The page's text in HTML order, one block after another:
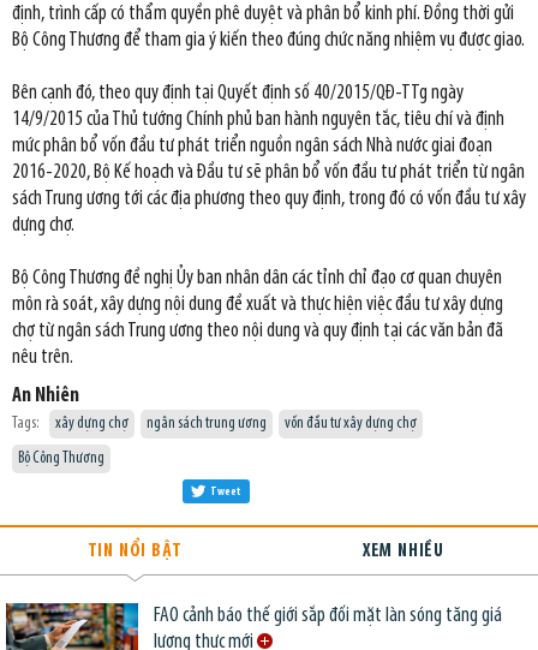
định, trình cấp có thẩm quyền phê duyệt và phân bổ kinh phí. Đồng thời gửi
Bộ Công Thương để tham gia ý kiến theo đúng chức năng nhiệm vụ được giao.
Bên cạnh đó, theo quy định tại Quyết định số 40/2015/QĐ-TTg ngày
14/9/2015 của Thủ tướng Chính phủ ban hành nguyên tắc, tiêu chí và định
mức phân bổ vốn đầu tư phát triển nguồn ngân sách Nhà nước giai đoạn
2016-2020, Bộ Kế hoạch và Đầu tư sẽ phân bổ vốn đầu tư phát triển từ ngân
sách Trung ương tới các địa phương theo quy định, trong đó có vốn đầu tư xây
dựng chợ.
Bộ Công Thương đề nghị Ủy ban nhân dân các tỉnh chỉ đạo cơ quan chuyên
môn rà soát, xây dựng nội dung đề xuất và thực hiện việc đầu tư xây dựng
chợ từ ngân sách Trung ương theo nội dung và quy định tại các văn bản đã
nêu trên.
An Nhiên
Tags: xây dựng chợ ngân sách trung ương
vốn đầu tư xây dựng chợ
Bộ Công Thương
Tweet
TIN NỔI BẬT XEM NHIỀU
FAO cảnh báo thế giới sắp đối mặt làn sóng tăng giá
lương thực mới